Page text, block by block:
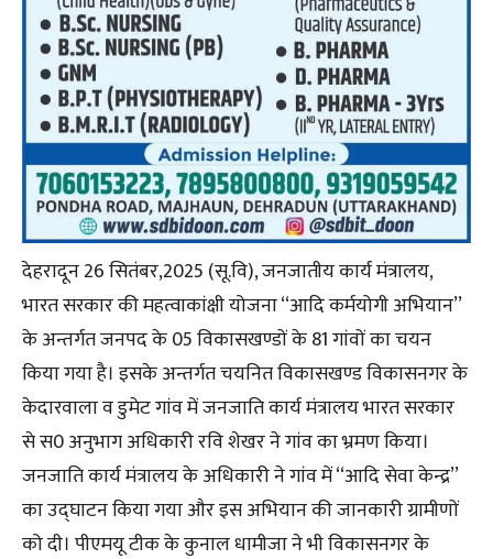
देहरादून 26 सितंबर,2025 (सू.वि), जनजातीय कार्य मंत्रालय,
भारत सरकार की महत्वाकांक्षी योजना ‘‘आदि कर्मयोगी अभियान’’
के अन्तर्गत जनपद के 05 विकासखण्डों के 81 गांवों का चयन
किया गया है। इसके अन्तर्गत चयनित विकासखण्ड विकासनगर के
केदारवाला व डुमेट गांव में जनजाति कार्य मंत्रालय भारत सरकार
से स0 अनुभाग अधिकारी रवि शेखर ने गांव का भ्रमण किया।
जनजाति कार्य मंत्रालय के अधिकारी ने गांव में ‘‘आदि सेवा केन्द्र’’
का उद्घाटन किया गया और इस अभियान की जानकारी ग्रामीणों
को दी। पीएमयू टीक के कुनाल धामीजा ने भी विकासनगर के